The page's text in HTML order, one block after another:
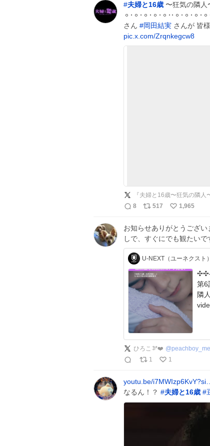
#夫婦と16歳 〜狂気の隣
さん #岡田結実 さんが 皆
pic.x.com/Zrqnkegcw8
『夫婦と16歳〜狂気の隣
8
517 1,965
お知らせありがとうござ
しで、すぐにでも観たいで
U-NEXT（ユーネクスト）
第6話
隣
ひろこ🫘❤️ @peachboy_me
1
1
youtu.be/i7MWIzp6KvY?si…
なるん！？ #夫婦と16歳 #